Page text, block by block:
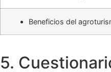
Beneficios del
5.